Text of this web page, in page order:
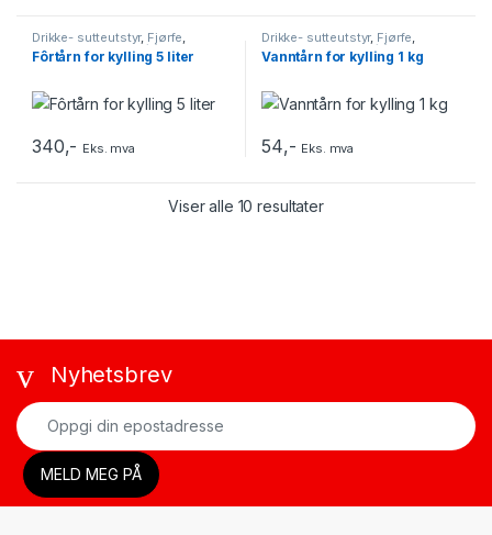
Drikke- sutteutstyr, Fjørfe
Husdyrutstyr , Vann/fôr -
Høns/Kylling
Fôrtårn for kylling 5 liter
340,- Eks. mva
Drikke- sutteutstyr, Fjørfe
Husdyrutstyr Vann/fôr -
Høns/Kylling
Vanntårn for kylling 1 kg
54,- Eks. mva
Viser alle 10 resultater
Nyhetsbrev